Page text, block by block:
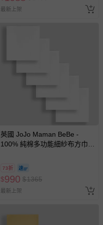
最新上架
英國 JoJo Maman BeBe -
100% 純棉多功能細紗布方巾/
73折
$990 $1365
最新上架